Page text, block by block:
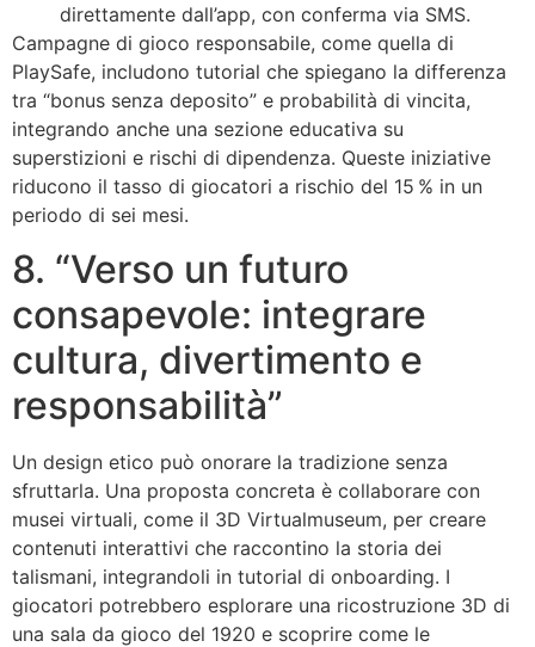
direttamente dall’app, con conferma via SMS.
Campagne di gioco responsabile, come quella di
PlaySafe, includono tutorial che spiegano la differenza
tra “bonus senza deposito” e probabilità di vincita,
integrando anche una sezione educativa su
superstizioni e rischi di dipendenza. Queste iniziative
riducono il tasso di giocatori a rischio del 15 % in un
periodo di sei mesi.
8. “Verso un futuro
consapevole: integrare
cultura, divertimento e
responsabilità”
Un design etico può onorare la tradizione senza
sfruttarla. Una proposta concreta è collaborare con
musei virtuali, come il 3D Virtualmuseum, per creare
contenuti interattivi che raccontino la storia dei
talismani, integrandoli in tutorial di onboarding. I
giocatori potrebbero esplorare una ricostruzione 3D di
una sala da gioco del 1920 e scoprire come le